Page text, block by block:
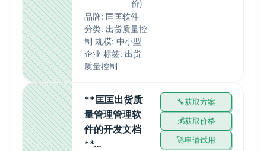
价)
品牌: 匡匡软件
分类: 出货质量控
制 规模: 中小型
企业 标签: 出货
质量控制
**匡匡出货质
量管理管理软
件的开发文档
**…
获取方案
获取价格
申请试用